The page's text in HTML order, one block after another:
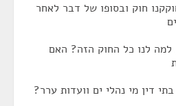
חוק ובסופו של דבר לאחר
למה לנו כל החוק הזה? האם